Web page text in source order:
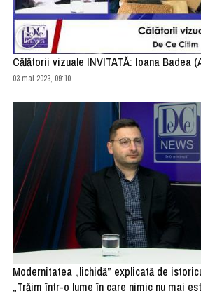
Călătorii vizuale INVITATĂ: Ioana Badea
03 mai 2023, 09:10
Modernitatea „lichidă” explicată de
„Trăim într-o lume în care nimic nu mai